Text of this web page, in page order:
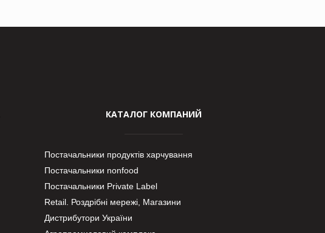
КАТАЛОГ КОМПАНИЙ
Постачальники продуктів харчування
Постачальники nonfood
Постачальники Private Label
Retail. Роздрібні мережі, Магазини
Дистрибутори України